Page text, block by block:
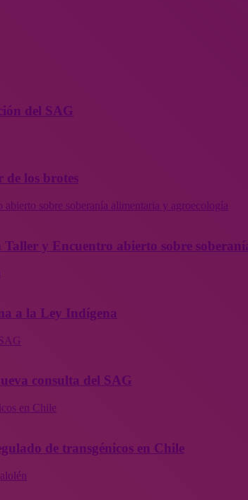
del SAG
de los brotes
sobre soberanía alimentaria y agroecología
Taller y Encuentro abierto sobre
a la Ley Indígena
consulta del SAG
en Chile
de transgénicos en Chile